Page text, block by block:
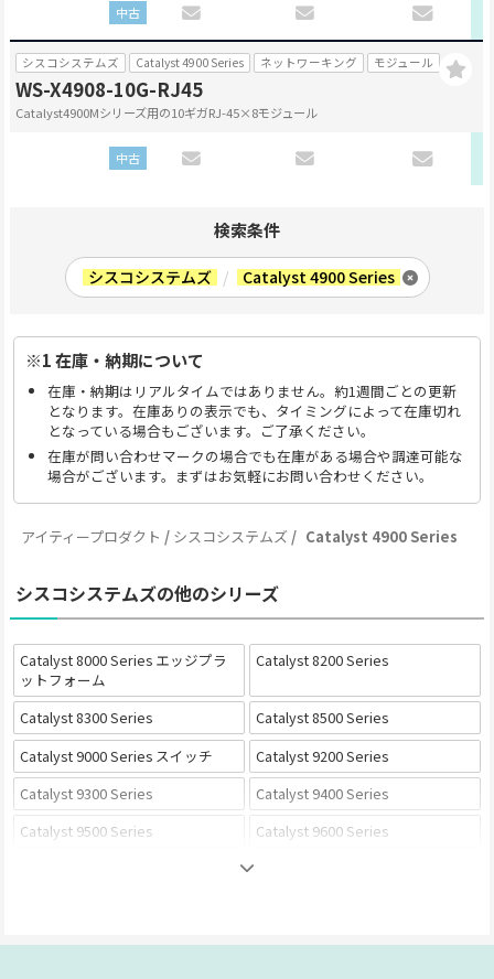
中古
シスコシステムズ Catalyst 4900 Series ネットワーキング モジュール
WS-X4908-10G-RJ45
Catalyst4900Mシリーズ用の10ギガRJ-45×8モジュール
中古
検索条件
シスコシステムズ / Catalyst 4900 Series
※1 在庫・納期について
在庫・納期はリアルタイムではありません。約1週間ごとの更新
となります。在庫ありの表示でも、タイミングによって在庫切れ
となっている場合もございます。ご了承ください。
在庫が問い合わせマークの場合でも在庫がある場合や調達可能な
場合がございます。まずはお気軽にお問い合わせください。
アイティープロダクト シスコシステムズ Catalyst 4900 Series
シスコシステムズの他のシリーズ
Catalyst 8000 Series エッジプラ
ットフォーム
Catalyst 8200 Series
Catalyst 8300 Series
Catalyst 8500 Series
Catalyst 9000 Series スイッチ
Catalyst 9200 Series
Catalyst 9300 Series
Catalyst 9400 Series
Catalyst 9500 Series
Catalyst 9600 Series
Catalyst 9100 Series
Catalyst 9800 Series